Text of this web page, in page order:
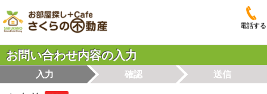
電話する
お問い合わせ内容の入力
入力 確認 送信